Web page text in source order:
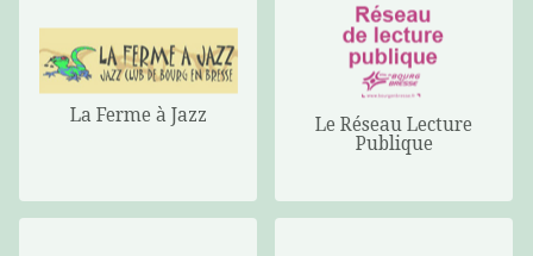
La Ferme à Jazz
Le Réseau Lecture
Publique